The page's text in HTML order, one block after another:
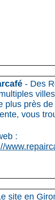
- Des
plus près
vous
:
site en